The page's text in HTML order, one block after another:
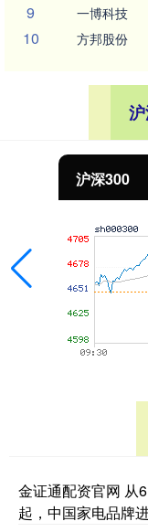
9 一博科技
10 方邦股份
沪深300
金证通配资官网 从
起，中国家电品牌